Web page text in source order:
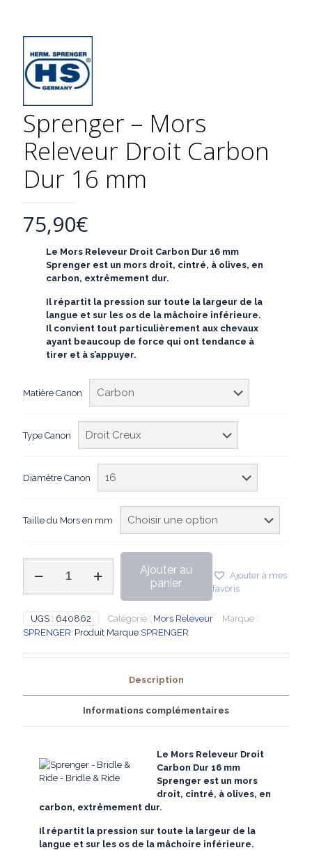
Sprenger – Mors
Releveur Droit Carbon
Dur 16 mm
75,90€
Le Mors Releveur Droit Carbon Dur 16 mm
Sprenger est un mors droit, cintré, à olives, en
carbon, extrêmement dur.
Il répartit la pression sur toute la largeur de la
langue et sur les os de la mâchoire inférieure.
Il convient tout particulièrement aux chevaux
ayant beaucoup de force qui ont tendance à
tirer et à s’appuyer.
Matière Canon
Type Canon
Diamètre Canon
Taille du Mors en mm
Mors
Releveur
mm
Ajouter au
panier
Ajouter à mes
favoris
UGS : 640862 Catégorie : Mors Releveur
Marque :
SPRENGER Produit Marque SPRENGER
Description
Informations complémentaires
Le Mors Releveur Droit
Carbon Dur 16 mm
Sprenger est un mors
droit, cintré, à olives, en
carbon, extrêmement dur.
Il répartit la pression sur toute la largeur de la
langue et sur les os de la mâchoire inférieure.